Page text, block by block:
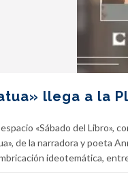
llega a la
«Sábado del Libro»,
de la narradora y poeta
ideotemática,